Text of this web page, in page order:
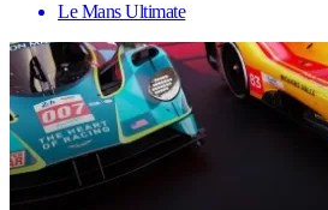
Le Mans Ultimate